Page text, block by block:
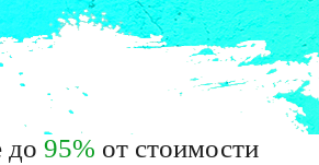
до 95% от стоимости